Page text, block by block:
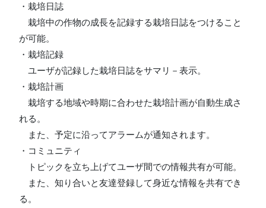
・栽培日誌
栽培中の作物の成長を記録する栽培日誌をつけること
が可能。
・栽培記録
ユーザが記録した栽培日誌をサマリ－表示。
・栽培計画
栽培する地域や時期に合わせた栽培計画が自動生成さ
れる。
また、予定に沿ってアラームが通知されます。
・コミュニティ
トピックを立ち上げてユーザ間での情報共有が可能。
また、知り合いと友達登録して身近な情報を共有でき
る。